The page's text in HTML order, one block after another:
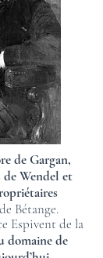
Espivent de la
domaine de
de Gargan,
Wendel et
Bétange.